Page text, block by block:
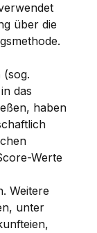
über die
(sog.
das
haben
Werte
Weitere
unter